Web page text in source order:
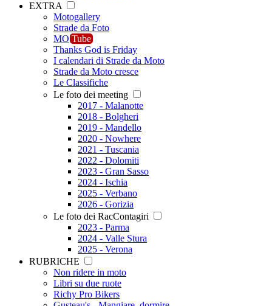
EXTRA
Motogallery
Strade da Foto
MO Tube
Thanks God is Friday
I calendari di Strade da Moto
Strade da Moto cresce
Le Classifiche
Le foto dei meeting
2017 - Malanotte
2018 - Bolgheri
2019 - Mandello
2020 - Nowhere
2021 - Tuscania
2022 - Dolomiti
2023 - Gran Sasso
2024 - Ischia
2025 - Verbano
2026 - Gorizia
Le foto dei RacContagiri
2023 - Parma
2024 - Valle Stura
2025 - Verona
RUBRICHE
Non ridere in moto
Libri su due ruote
Richy Pro Bikers